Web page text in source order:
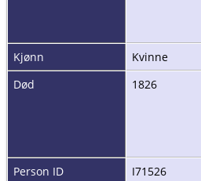
Kjønn
Kvinne
Død
1826
Person ID
I71526